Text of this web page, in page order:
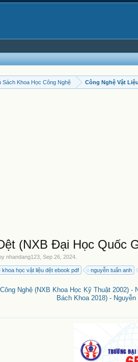
Sách Khoa Học Công Nghệ Công Nghệ Vật Liệu
(NXB Đại Học Quốc
nhandang123 ,Sep 26, 2024
khoa học vật liệu dệt ebook pdf nguyễn tuấn anh
Nghệ (NXB Khoa Học Kỹ Thuật 2002) -
Bách Khoa 2018) -